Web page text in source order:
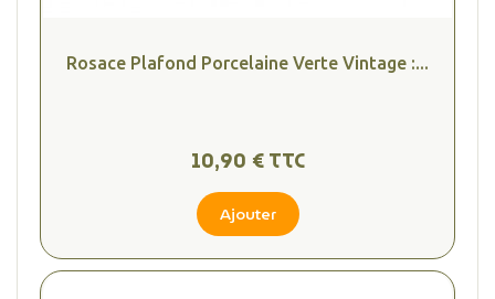
Rosace Plafond Porcelaine Verte Vintage :...
10,90 € TTC
Ajouter